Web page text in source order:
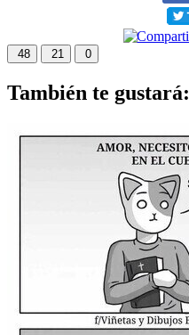
48 21 0
También te gustará: